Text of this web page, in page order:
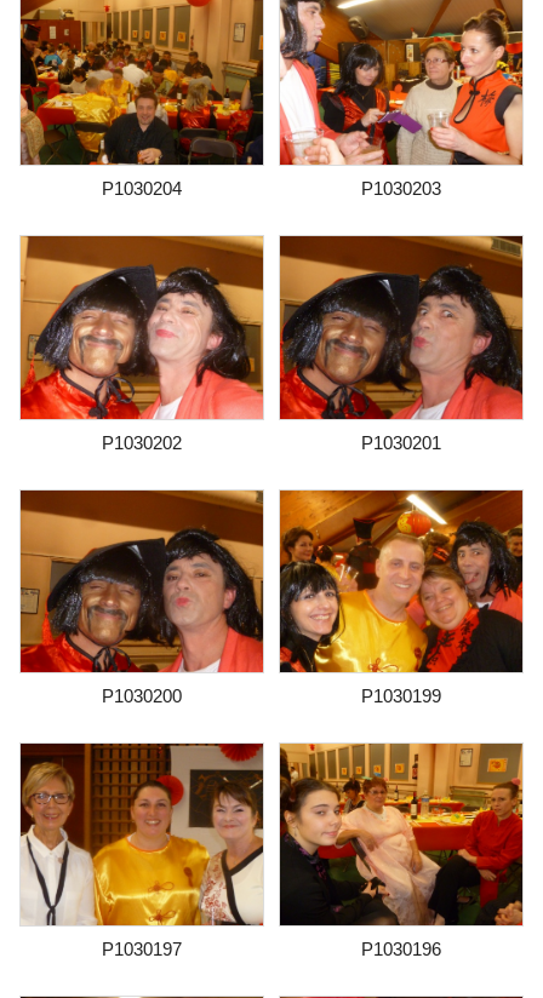
P1030204 P1030203
P1030202 P1030201
P1030200 P1030199
P1030197 P1030196